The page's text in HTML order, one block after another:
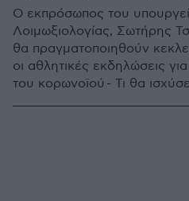
O εκπρόσωπος του
Λοιμωξιολογίας, Σωτήρης
θα πραγματοποιηθούν
οι αθλητικές εκδηλώσεις
του κορωνοϊού - Τι θα